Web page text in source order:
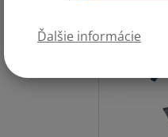
Ďalšie informácie